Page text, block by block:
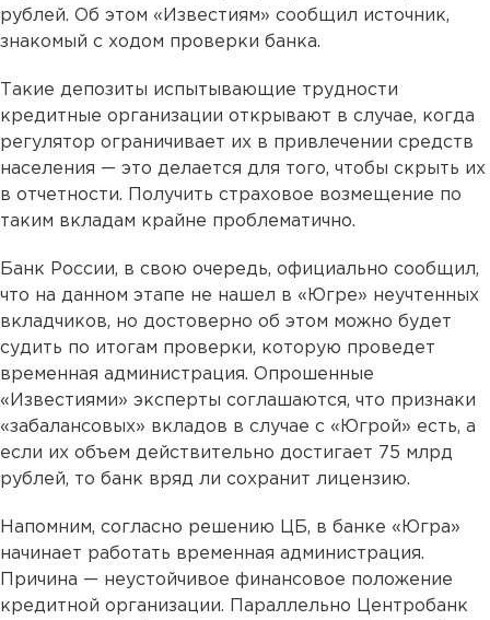
рублей. Об этом «Известиям» сообщил источник,
знакомый с ходом проверки банка.
Такие депозиты испытывающие трудности
кредитные организации открывают в случае, когда
регулятор ограничивает их в привлечении средств
населения — это делается для того, чтобы скрыть их
в отчетности. Получить страховое возмещение по
таким вкладам крайне проблематично.
Банк России, в свою очередь, официально сообщил,
что на данном этапе не нашел в «Югре» неучтенных
вкладчиков, но достоверно об этом можно будет
судить по итогам проверки, которую проведет
временная администрация. Опрошенные
«Известиями» эксперты соглашаются, что признаки
«забалансовых» вкладов в случае с «Югрой» есть, а
если их объем действительно достигает 75 млрд
рублей, то банк вряд ли сохранит лицензию.
Напомним, согласно решению ЦБ, в банке «Югра»
начинает работать временная администрация.
Причина — неустойчивое финансовое положение
кредитной организации. Параллельно Центробанк